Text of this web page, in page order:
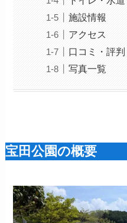
施設情報
アクセス
口コミ・評判
写真一覧
宝田公園の概要